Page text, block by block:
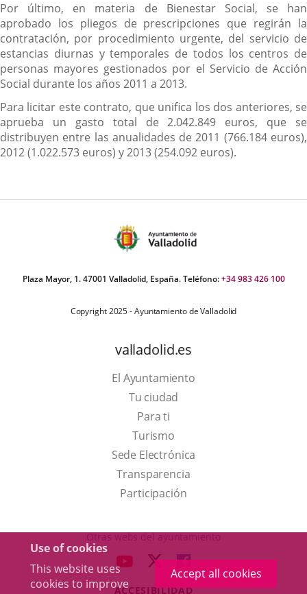
Use of cookies
This website uses
cookies to improve
Accept all cookies
Por último, en materia de Bienestar Social, se han
aprobado los pliegos de prescripciones que regirán la
contratación, por procedimiento urgente, del servicio de
estancias diurnas y temporales de todos los centros de
personas mayores gestionados por el Servicio de Acción
Social durante los años 2011 a 2013.
Para licitar este contrato, que unifica los dos anteriores, se
aprueba un gasto total de 2.042.849 euros, que se
distribuyen entre las anualidades de 2011 (766.184 euros),
2012 (1.022.573 euros) y 2013 (254.092 euros).
Plaza Mayor, 1. 47001 Valladolid, España. Teléfono:+34 983 426 100
Copyright 2025 - Ayuntamiento de Valladolid
valladolid.es
El Ayuntamiento
Tu ciudad
Para ti
TurismoThis
link
will
open
a
up
window.
Sede Electrónica
Transparencia
Participación
Otras webs del ayuntamiento
LINK LINK
TO
LINK
TO
ACCESIBILIDAD